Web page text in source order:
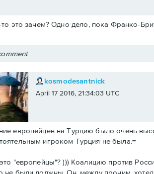
это зачем? Одно дело, пока Франко-
kosmodesantnick
April 17 2016, 21:34:03 UTC
европейцев на Турцию было очень
игроком Турция не была.=
"европейцы"? ))) Коалицию против